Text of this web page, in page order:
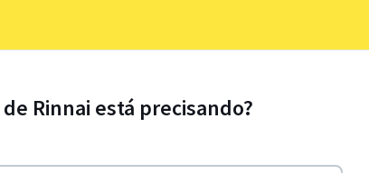
Rinnai está precisando?